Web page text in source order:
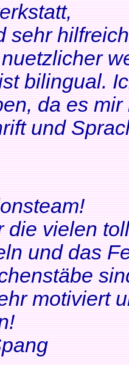
sehr
bilingual.
da es
und
die vielen
und das
motiviert